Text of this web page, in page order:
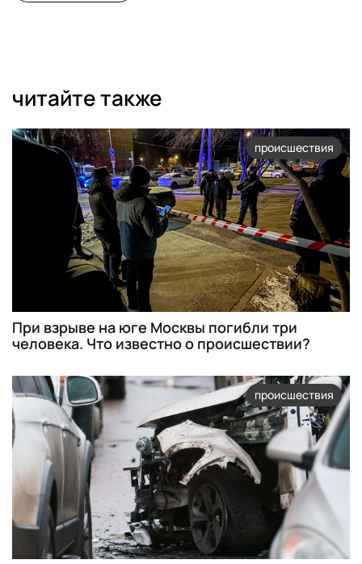
читайте также
происшествия
При взрыве на юге Москвы погибли три
человека. Что известно о происшествии?
происшествия